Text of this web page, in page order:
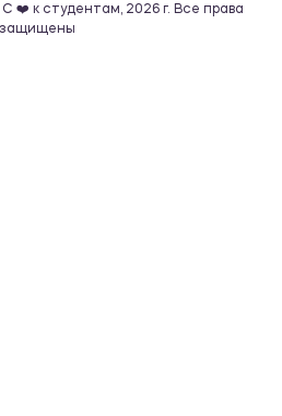
❤️ к студентам, 2026 г. Все права
защищены